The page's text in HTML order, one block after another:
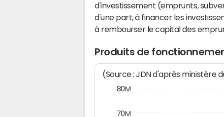
d'investissement (emprunts,
d'une part, à financer les
à rembourser le capital des
Produits de
(Source : JDN d'après ministère
70M
80M